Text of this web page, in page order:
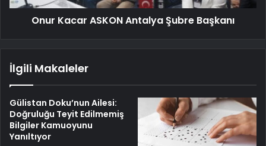
Onur Kacar ASKON Antalya Şubre Başkanı
İlgili Makaleler
Gülistan Doku’nun Ailesi:
Doğruluğu Teyit Edilmemiş
Bilgiler Kamuoyunu
Yanıltıyor